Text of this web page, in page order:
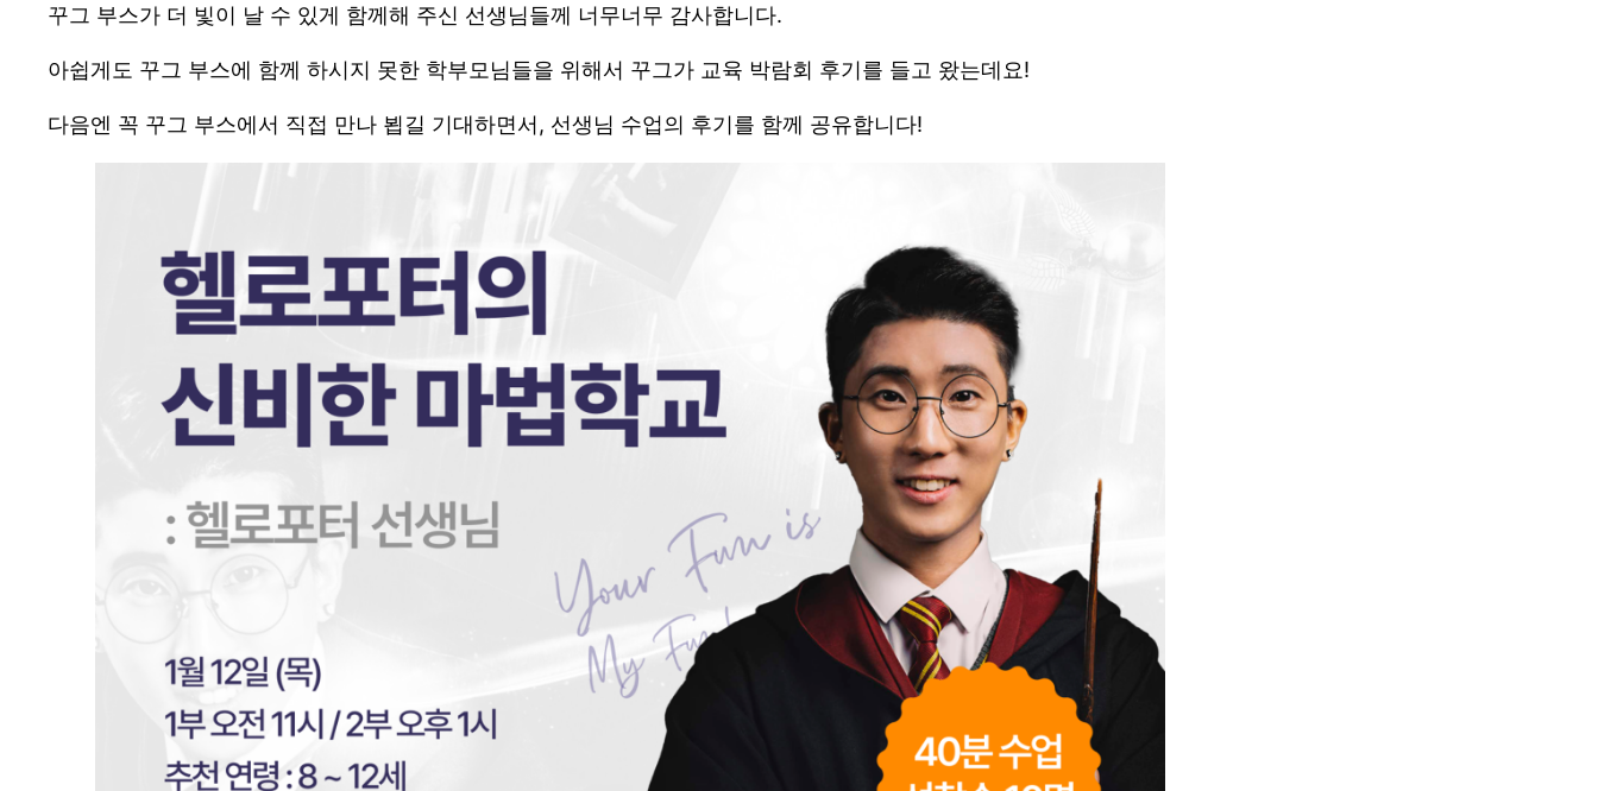
꾸그 부스가 더 빛이 날 수 있게 함께해 주신 선생님들께 너무너무 감사합니다.
아쉽게도 꾸그 부스에 함께 하시지 못한 학부모님들을 위해서 꾸그가 교육 박람회 후기를 들고 왔는데요!
다음엔 꼭 꾸그 부스에서 직접 만나 뵙길 기대하면서, 선생님 수업의 후기를 함께 공유합니다!